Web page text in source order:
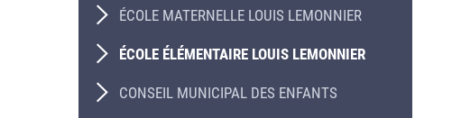
ÉCOLE MATERNELLE LOUIS LEMONNIER
ÉCOLE ÉLÉMENTAIRE LOUIS LEMONNIER
CONSEIL MUNICIPAL DES ENFANTS